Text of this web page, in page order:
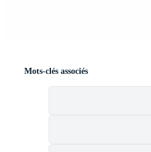
Mots-clés associés